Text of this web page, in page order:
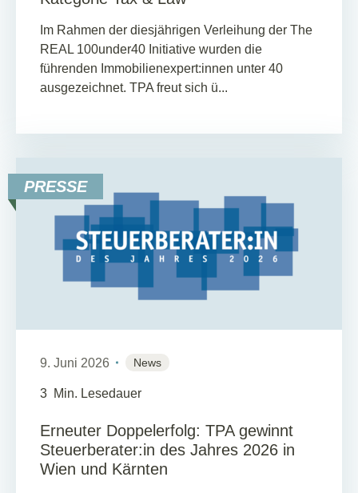
Im Rahmen der diesjährigen Verleihung der The
REAL 100under40 Initiative wurden die
führenden Immobilienexpert:innen unter 40
ausgezeichnet. TPA freut sich ü...
PRESSE
9. Juni 2026 News
3 Min. Lesedauer
Erneuter Doppelerfolg: TPA gewinnt
Steuerberater:in des Jahres 2026 in
Wien und Kärnten